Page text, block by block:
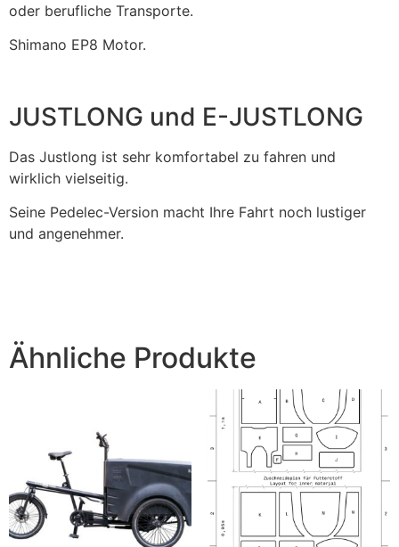
oder berufliche Transporte.
Shimano EP8 Motor.
JUSTLONG und E-JUSTLONG
Das Justlong ist sehr komfortabel zu fahren und
wirklich vielseitig.
Seine Pedelec-Version macht Ihre Fahrt noch lustiger
und angenehmer.
Ähnliche Produkte